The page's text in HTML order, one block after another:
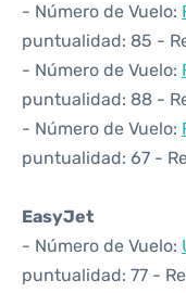
- Número de Vuelo:
puntualidad: 85 -
- Número de Vuelo:
puntualidad: 88 -
- Número de Vuelo:
puntualidad: 67 -
EasyJet
- Número de Vuelo:
puntualidad: 77 -